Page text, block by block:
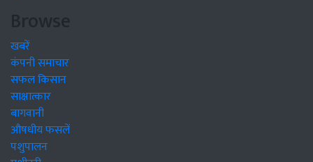
Browse
खबरें
कंपनी समाचार
सफल किसान
साक्षात्कार
बागवानी
औषधीय फसलें
पशुपालन